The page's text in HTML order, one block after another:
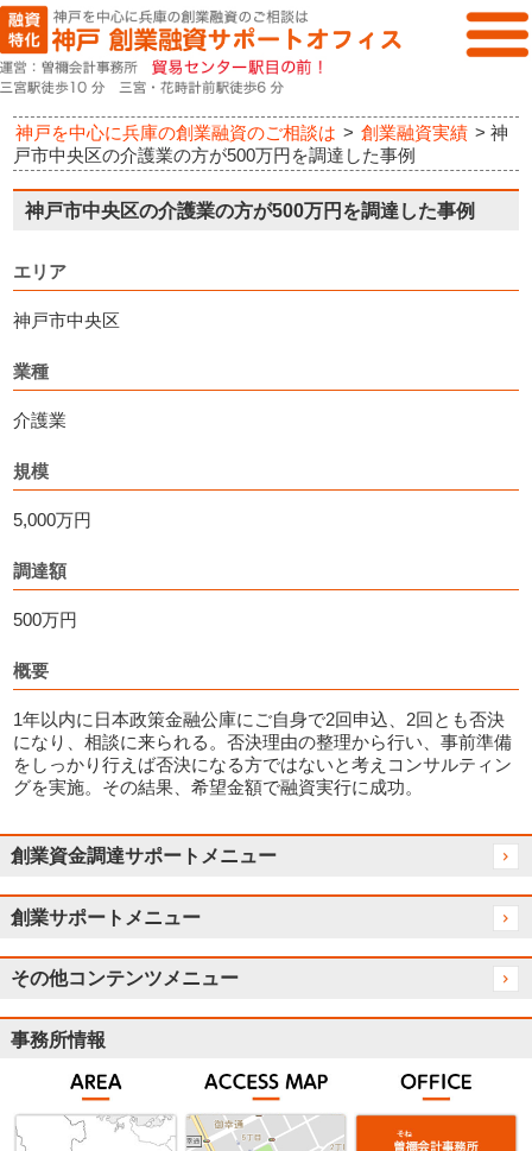
神戸を中心に兵庫の創業融資のご相談は > 創業融資実績 >神
戸市中央区の介護業の方が500万円を調達した事例
神戸市中央区の介護業の方が500万円を調達した事例
エリア
神戸市中央区
業種
介護業
規模
5,000万円
調達額
500万円
概要
1年以内に日本政策金融公庫にご自身で2回申込、2回とも否決
になり、相談に来られる。否決理由の整理から行い、事前準備
をしっかり行えば否決になる方ではないと考えコンサルティン
グを実施。その結果、希望金額で融資実行に成功。
創業資金調達サポートメニュー
創業サポートメニュー
その他コンテンツメニュー
事務所情報